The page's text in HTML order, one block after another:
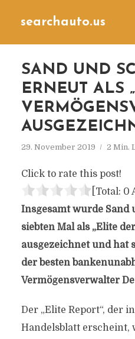
searchauto.us
SAND UND
ERNEUT ALS
29. November 2019 2 Min.
Click to rate this post!
[Total: 0
Insgesamt wurde Sand
siebten Mal als „Elite
ausgezeichnet und hat
der besten
Vermögensverwalter
Der „Elite Report“, der
Handelsblatt erscheint,